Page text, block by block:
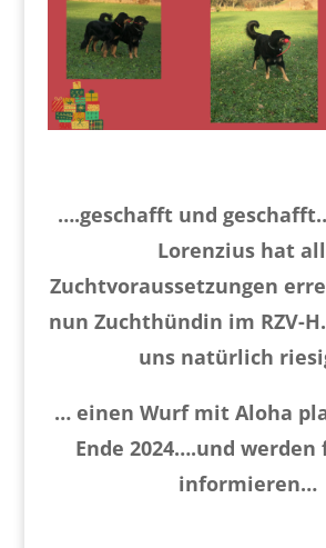
….geschafft und
Lorenzius hat
Zuchtvoraussetzungen
nun Zuchthündin im RZV-
uns natürlich
… einen Wurf mit Aloha
Ende 2024….und
informieren…